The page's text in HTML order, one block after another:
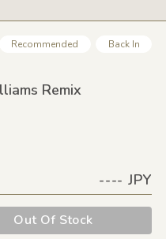
Recommended Back In
Remix
---- JPY
Out Of Stock